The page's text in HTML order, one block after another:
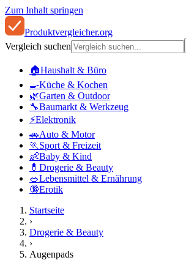
Zum Inhalt springen
Produktvergleicher.org
Vergleich suchen
🏠Haushalt & Büro
🍳Küche & Kochen
🌿Garten & Outdoor
🔧Baumarkt & Werkzeug
⚡Elektronik
🚗Auto & Motor
🏃 Sport & Freizeit
👶Baby & Kind
💊 Drogerie & Beauty
🥗Lebensmittel & Ernährung
🔞Erotik
Startseite
›
Drogerie & Beauty
›
Augenpads